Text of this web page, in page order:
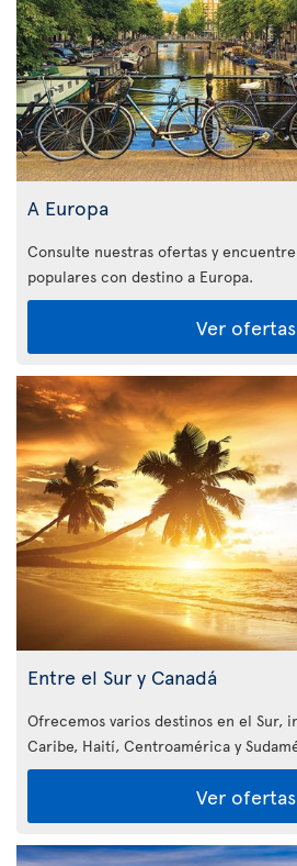
A Europa
Consulte nuestras ofertas y
populares con destino a Europa.
Ver ofertas
Entre el Sur y Canadá
Ofrecemos varios destinos en el Sur,
Caribe, Haití, Centroamérica y
Ver ofertas